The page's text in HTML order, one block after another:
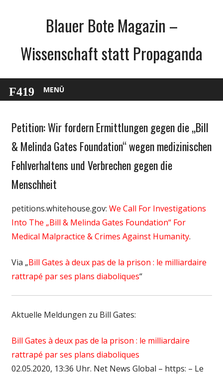
Blauer Bote Magazin –
Wissenschaft statt Propaganda
MENÜ
Gesellschaft
Wirtschaft
Wissenschaft
Petition: Wir fordern Ermittlungen gegen die „Bill
& Melinda Gates Foundation“ wegen medizinischen
Fehlverhaltens und Verbrechen gegen die
Menschheit
petitions.whitehouse.gov: We Call For Investigations
Into The „Bill & Melinda Gates Foundation“ For
Medical Malpractice & Crimes Against Humanity.
Via „Bill Gates à deux pas de la prison : le milliardaire
rattrapé par ses plans diaboliques“
Aktuelle Meldungen zu Bill Gates:
Bill Gates à deux pas de la prison : le milliardaire
rattrapé par ses plans diaboliques
02.05.2020, 13:36 Uhr. Net News Global – https: – Le